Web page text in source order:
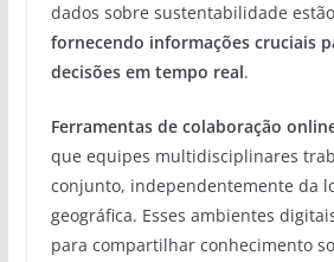
dados sobre sustentabilidade
fornecendo informações cruciais
decisões em tempo real.
Ferramentas de colaboração
que equipes multidisciplinares
conjunto, independentemente da
geográfica. Esses ambientes
para compartilhar conhecimento